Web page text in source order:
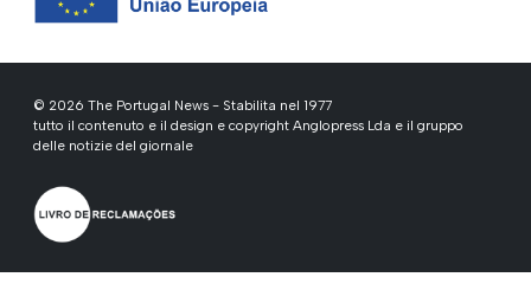
© 2026 The Portugal News - Stabilita nel 1977
tutto il contenuto e il design e copyright Anglopress Lda e il gruppo
delle notizie del giornale